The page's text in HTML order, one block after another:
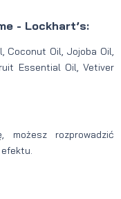
- Lockhart’s:
Coconut Oil, Jojoba Oil,
Essential Oil, Vetiver
rozprowadzić